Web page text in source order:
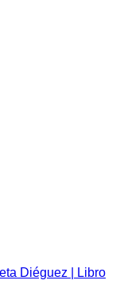
Diéguez | Libro